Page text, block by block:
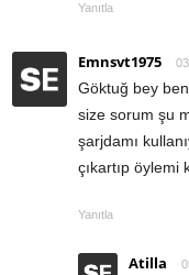
Yanıtla
Emnsvt1975
Göktuğ bey
size sorum şu
şarjdamı
çıkartıp öylemi
Yanıtla
Atilla